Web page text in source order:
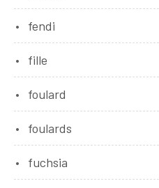
fendi
fille
foulard
foulards
fuchsia